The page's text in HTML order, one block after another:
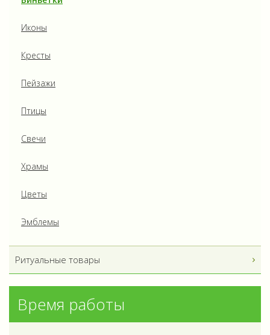
Иконы
Кресты
Пейзажи
Птицы
Свечи
Храмы
Цветы
Эмблемы
Ритуальные товары
Время работы